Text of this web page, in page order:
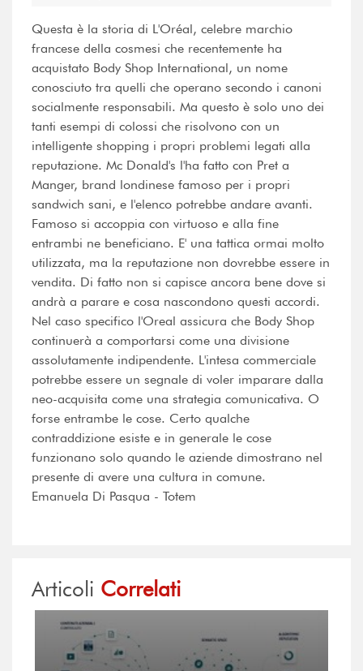
Questa è la storia di L'Oréal, celebre marchio
francese della cosmesi che recentemente ha
acquistato Body Shop International, un nome
conosciuto tra quelli che operano secondo i canoni
socialmente responsabili. Ma questo è solo uno dei
tanti esempi di colossi che risolvono con un
intelligente shopping i propri problemi legati alla
reputazione. Mc Donald's l'ha fatto con Pret a
Manger, brand londinese famoso per i propri
sandwich sani, e l'elenco potrebbe andare avanti.
Famoso si accoppia con virtuoso e alla fine
entrambi ne beneficiano. E' una tattica ormai molto
utilizzata, ma la reputazione non dovrebbe essere in
vendita. Di fatto non si capisce ancora bene dove si
andrà a parare e cosa nascondono questi accordi.
Nel caso specifico l'Oreal assicura che Body Shop
continuerà a comportarsi come una divisione
assolutamente indipendente. L'intesa commerciale
potrebbe essere un segnale di voler imparare dalla
neo-acquisita come una strategia comunicativa. O
forse entrambe le cose. Certo qualche
contraddizione esiste e in generale le cose
funzionano solo quando le aziende dimostrano nel
presente di avere una cultura in comune.
Emanuela Di Pasqua - Totem
Articoli Correlati